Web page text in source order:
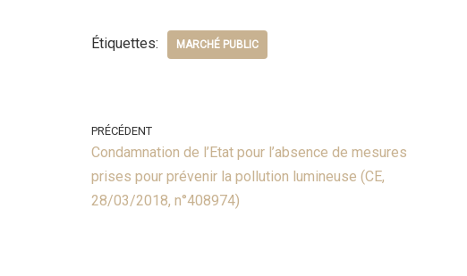
Étiquettes: MARCHÉ PUBLIC
PRÉCÉDENT
Condamnation de l’Etat pour l’absence de mesures
prises pour prévenir la pollution lumineuse (CE,
28/03/2018, n°408974)